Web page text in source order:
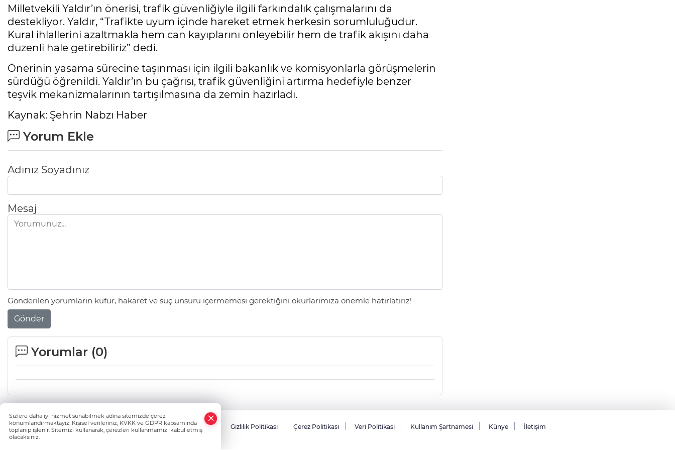
Milletvekili Yaldır’ın önerisi, trafik güvenliğiyle ilgili farkındalık çalışmalarını da
destekliyor. Yaldır, “Trafikte uyum içinde hareket etmek herkesin sorumluluğudur.
Kural ihlallerini azaltmakla hem can kayıplarını önleyebilir hem de trafik akışını daha
düzenli hale getirebiliriz” dedi.
Önerinin yasama sürecine taşınması için ilgili bakanlık ve komisyonlarla görüşmelerin
sürdüğü öğrenildi. Yaldır’ın bu çağrısı, trafik güvenliğini artırma hedefiyle benzer
teşvik mekanizmalarının tartışılmasına da zemin hazırladı.
Kaynak: Şehrin Nabzı Haber
Yorum Ekle
Adınız Soyadınız
Mesaj
Gönderilen yorumların küfür, hakaret ve suç unsuru içermemesi gerektiğini okurlarımıza önemle hatırlatırız!
Gönder
Yorumlar (0)
Gizlilik Politikası Çerez Politikası Veri Politikası Kullanım Şartnamesi Künye İletişim
Sizlere daha iyi hizmet sunabilmek adına sitemizde çerez
konumlandırmaktayız. Kişisel verileriniz, KVKK ve GDPR kapsamında
toplanıp işlenir. Sitemizi kullanarak, çerezleri kullanmamızı kabul etmiş
olacaksınız.